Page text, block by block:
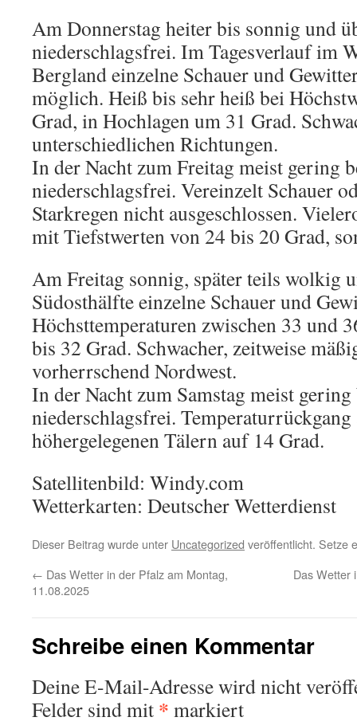
Am Donnerstag heiter bis sonnig und
niederschlagsfrei. Im Tagesverlauf im
Bergland einzelne Schauer und
möglich. Heiß bis sehr heiß bei
Grad, in Hochlagen um 31 Grad.
unterschiedlichen Richtungen.
In der Nacht zum Freitag meist gering
niederschlagsfrei. Vereinzelt Schauer
Starkregen nicht ausgeschlossen.
mit Tiefstwerten von 24 bis 20 Grad,
Am Freitag sonnig, später teils wolkig
Südosthälfte einzelne Schauer und
Höchsttemperaturen zwischen 33 und
bis 32 Grad. Schwacher, zeitweise
vorherrschend Nordwest.
In der Nacht zum Samstag meist
niederschlagsfrei.
höhergelegenen Tälern auf 14 Grad.
Satellitenbild: Windy.com
Wetterkarten: Deutscher Wetterdienst
Dieser Beitrag wurde unter Uncategorized veröffentlicht. Setze
← Das Wetter in der Pfalz am Montag,
11.08.2025
Das Wetter
Schreibe einen Kommentar
Deine E-Mail-Adresse wird nicht
Felder sind mit * markiert